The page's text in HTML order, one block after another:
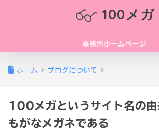
100メガ
事務所ホームページ
ホーム ブログについて
100メガというサイト名の
もがなメガネである